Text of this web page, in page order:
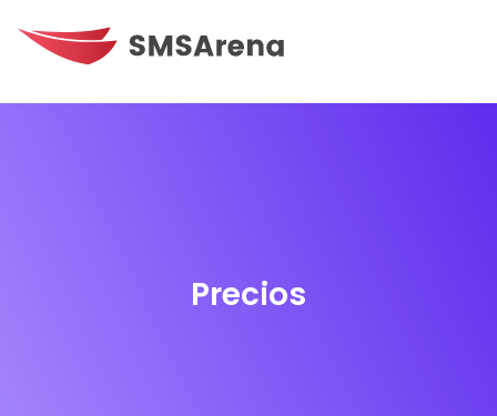
Precios